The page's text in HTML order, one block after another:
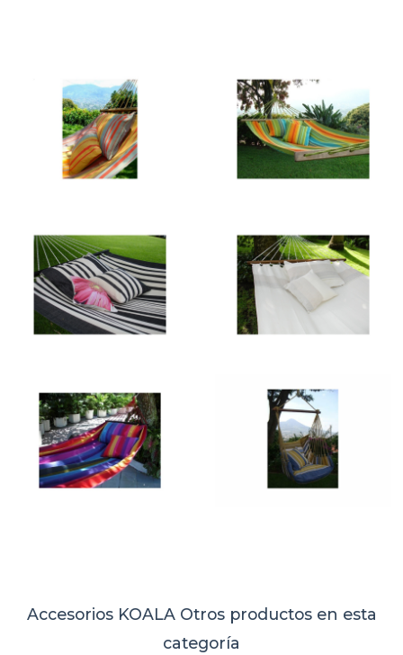
Accesorios KOALA Otros productos en esta
categoría